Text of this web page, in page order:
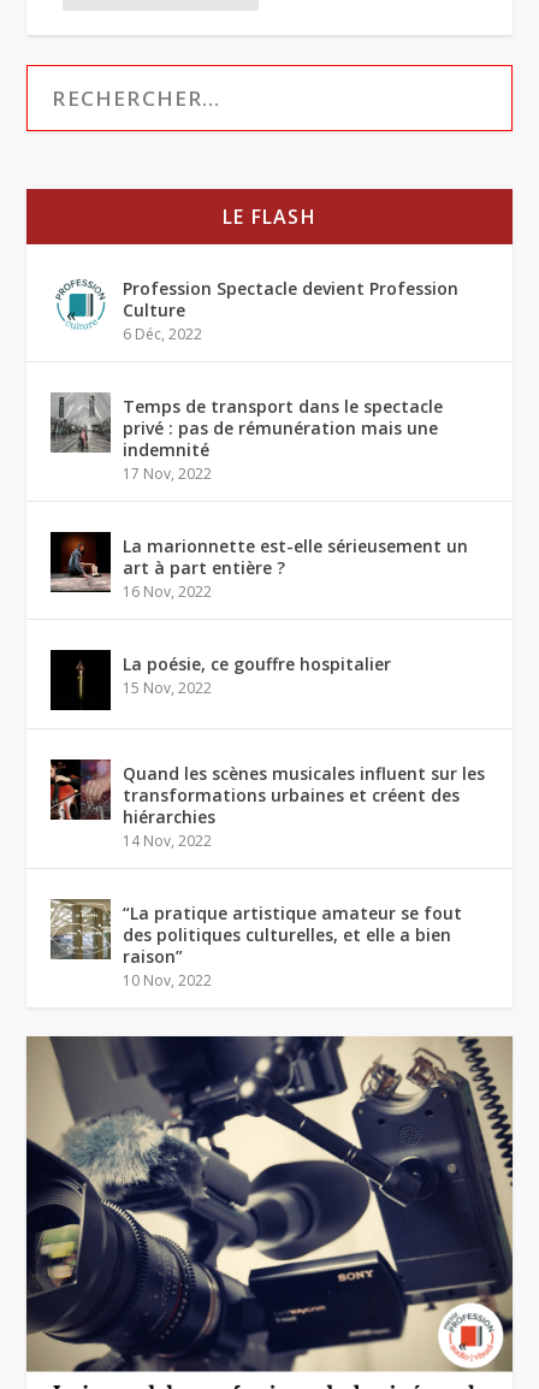
LE FLASH
Profession Spectacle devient Profession
Culture
6 Déc, 2022
Temps de transport dans le spectacle
privé : pas de rémunération mais une
indemnité
17 Nov, 2022
La marionnette est-elle sérieusement un
art à part entière ?
16 Nov, 2022
La poésie, ce gouffre hospitalier
15 Nov, 2022
Quand les scènes musicales influent sur les
transformations urbaines et créent des
hiérarchies
14 Nov, 2022
“La pratique artistique amateur se fout
des politiques culturelles, et elle a bien
raison”
10 Nov, 2022